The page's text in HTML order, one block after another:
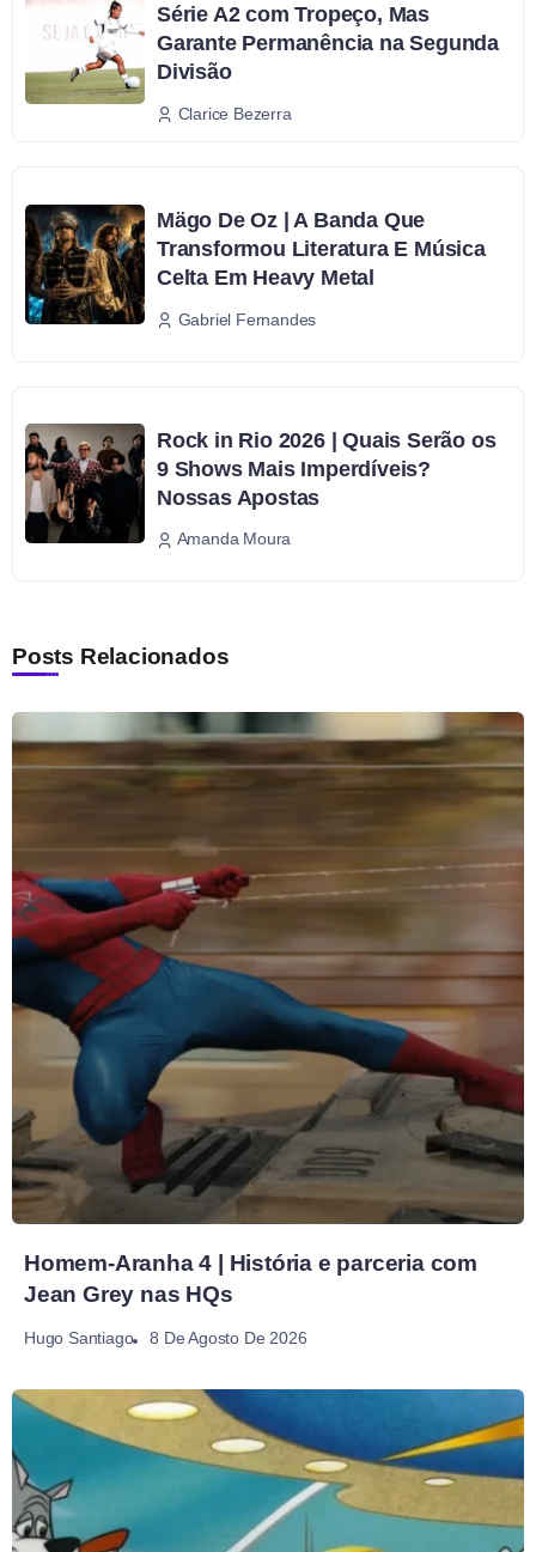
Série A2 com Tropeço, Mas
Garante Permanência na Segunda
Divisão
Clarice Bezerra
Mägo De Oz | A Banda Que
Transformou Literatura E Música
Celta Em Heavy Metal
Gabriel Fernandes
Rock in Rio 2026 | Quais Serão os
9 Shows Mais Imperdíveis?
Nossas Apostas
Amanda Moura
Posts Relacionados
Homem-Aranha 4 | História e parceria com
Jean Grey nas HQs
Hugo Santiago 8 De Agosto De 2026